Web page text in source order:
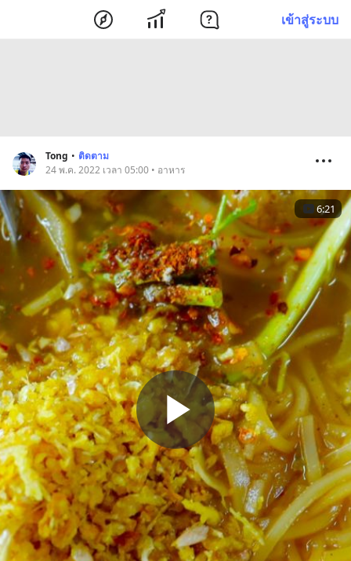
เข้าสู่ระบบ
Tong • ติดตาม
24 พ.ค. 2022 เวลา 05:00 • อาหาร
6:21